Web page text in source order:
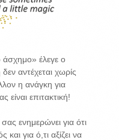
έλεγε ο
αντέχεται χωρίς
η ανάγκη για
είναι επιτακτική!
ενημερώνει για ότι
για ό,τι αξίζει να